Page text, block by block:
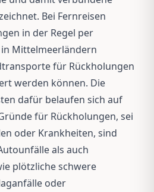
Bei Fernreisen
in der Regel per
Mittelmeerländern
für Rückholungen
werden können. Die
dafür belaufen sich auf
für Rückholungen, sei
oder Krankheiten, sind
als auch
plötzliche schwere
oder